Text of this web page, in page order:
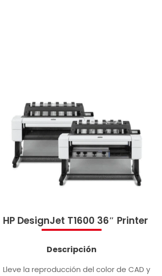
HP DesignJet T1600 36″ Printer
Descripción
Lleve la reproducción del color de CAD y